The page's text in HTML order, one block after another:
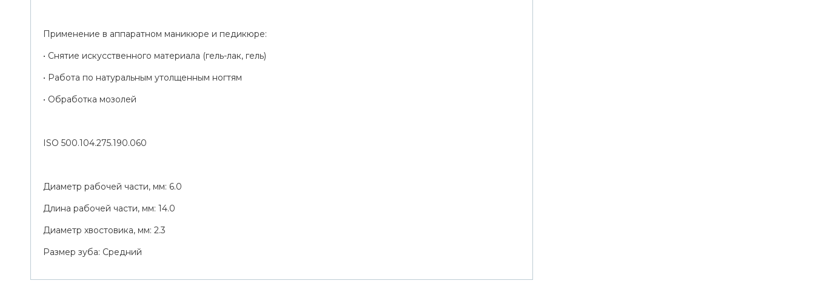
Применение в аппаратном маникюре и педикюре:
• Снятие искусственного материала (гель-лак, гель)
• Работа по натуральным утолщенным ногтям
• Обработка мозолей
ISO 500.104.275.190.060
Диаметр рабочей части, мм: 6.0
Длина рабочей части, мм: 14.0
Диаметр хвостовика, мм: 2.3
Размер зуба: Средний